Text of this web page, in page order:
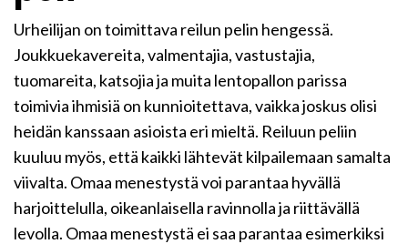
Urheilijan on toimittava reilun pelin hengessä.
Joukkuekavereita, valmentajia, vastustajia,
tuomareita, katsojia ja muita lentopallon parissa
toimivia ihmisiä on kunnioitettava, vaikka joskus olisi
heidän kanssaan asioista eri mieltä. Reiluun peliin
kuuluu myös, että kaikki lähtevät kilpailemaan samalta
viivalta. Omaa menestystä voi parantaa hyvällä
harjoittelulla, oikeanlaisella ravinnolla ja riittävällä
levolla. Omaa menestystä ei saa parantaa esimerkiksi